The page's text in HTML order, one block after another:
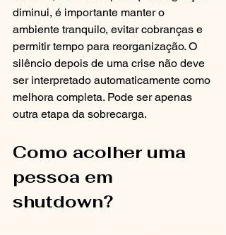
diminui, é importante manter o
ambiente tranquilo, evitar cobranças e
permitir tempo para reorganização. O
silêncio depois de uma crise não deve
ser interpretado automaticamente como
melhora completa. Pode ser apenas
outra etapa da sobrecarga.
Como acolher uma
pessoa em
shutdown?